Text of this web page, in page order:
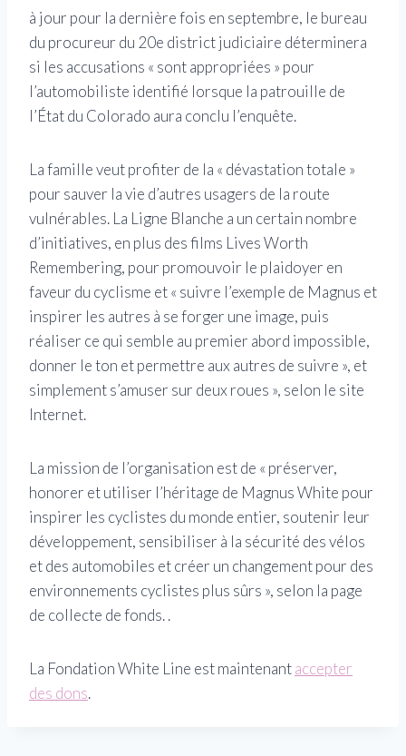
à jour pour la dernière fois en septembre, le bureau
du procureur du 20e district judiciaire déterminera
si les accusations « sont appropriées » pour
l’automobiliste identifié lorsque la patrouille de
l’État du Colorado aura conclu l’enquête.
La famille veut profiter de la « dévastation totale »
pour sauver la vie d’autres usagers de la route
vulnérables. La Ligne Blanche a un certain nombre
d’initiatives, en plus des films Lives Worth
Remembering, pour promouvoir le plaidoyer en
faveur du cyclisme et « suivre l’exemple de Magnus et
inspirer les autres à se forger une image, puis
réaliser ce qui semble au premier abord impossible,
donner le ton et permettre aux autres de suivre », et
simplement s’amuser sur deux roues », selon le site
Internet.
La mission de l’organisation est de « préserver,
honorer et utiliser l’héritage de Magnus White pour
inspirer les cyclistes du monde entier, soutenir leur
développement, sensibiliser à la sécurité des vélos
et des automobiles et créer un changement pour des
environnements cyclistes plus sûrs », selon la page
de collecte de fonds. .
La Fondation White Line est maintenantaccepter
des dons.